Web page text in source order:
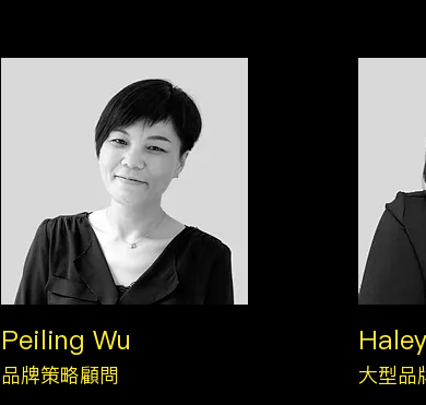
Peiling Wu
品牌策略顧問 大型品